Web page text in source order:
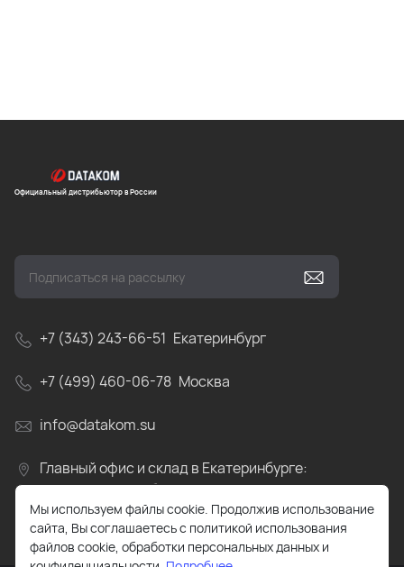
Официальный дистрибьютор в России
+7 (343) 243-66-51 Екатеринбург
+7 (499) 460-06-78 Москва
info@datakom.su
Главный офис и склад в Екатеринбурге:
Свердловская область, пос.Прохладный, ул.
Весовая, д.4
Мы используем файлы cookie. Продолжив использование
сайта, Вы соглашаетесь с политикой использования
файлов cookie, обработки персональных данных и